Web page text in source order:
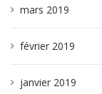
mars 2019
février 2019
janvier 2019